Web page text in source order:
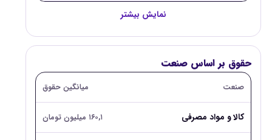
نمایش بیشتر
حقوق بر اساس صنعت
صنعت میانگین حقوق
کالا و مواد مصرفی ۱۶۰,۱ میلیون تومان